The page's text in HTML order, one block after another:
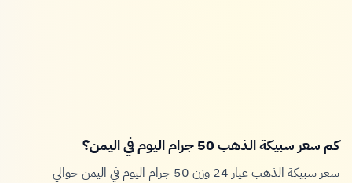
كم سعر سبيكة الذهب 50 جرام اليوم في اليمن؟
سعر سبيكة الذهب عيار 24 وزن 50 جرام اليوم في اليمن حوالي